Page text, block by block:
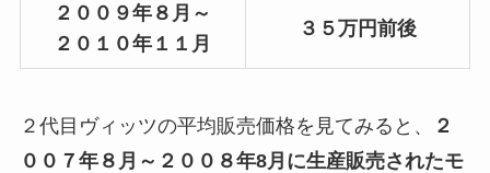
２００９年８月～
２０１０年１１月
３５万円前後
２代目ヴィッツの平均販売価格を見てみると、
２
００７年８月～２００８年8月に生産販売されたモ